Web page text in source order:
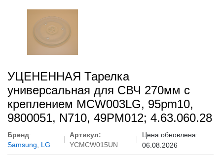
УЦЕНЕННАЯ Тарелка
универсальная для СВЧ 270мм с
креплением MCW003LG, 95pm10,
9800051, N710, 49PM012; 4.63.060.28
Бренд:
Samsung
LG
Артикул:
YCMCW015UN
Цена обновлена:
06.08.2026